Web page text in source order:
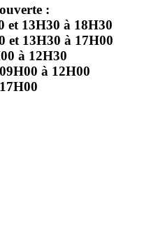
:
et 13H30 à 18H30
et 13H30 à 17H00
à 12H30
à 12H00